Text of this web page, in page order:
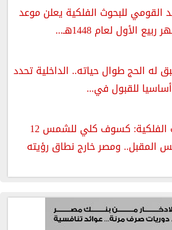
القومي للبحوث الفلكية يعلن موعد
الأول لعام 1448هـ...
له الحج طوال حياته.. الداخلية تحدد
للقبول في...
البحوث الفلكية: كسوف كلي للشمس 12
المقبل.. ومصر خارج نطاق رؤيته